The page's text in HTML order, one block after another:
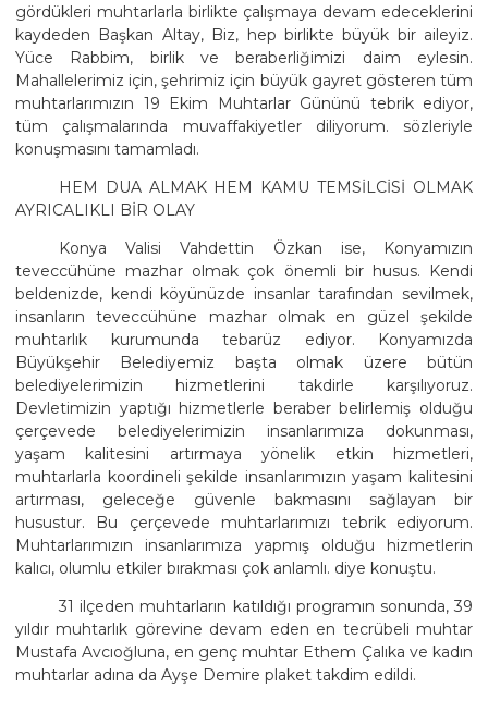
gördükleri muhtarlarla birlikte çalışmaya devam edeceklerini
kaydeden Başkan Altay, Biz, hep birlikte büyük bir aileyiz.
Yüce Rabbim, birlik ve beraberliğimizi daim eylesin.
Mahallelerimiz için, şehrimiz için büyük gayret gösteren tüm
muhtarlarımızın 19 Ekim Muhtarlar Gününü tebrik ediyor,
tüm çalışmalarında muvaffakiyetler diliyorum. sözleriyle
konuşmasını tamamladı.
HEM DUA ALMAK HEM KAMU TEMSİLCİSİ OLMAK
AYRICALIKLI BİR OLAY
Konya Valisi Vahdettin Özkan ise, Konyamızın
teveccühüne mazhar olmak çok önemli bir husus. Kendi
beldenizde, kendi köyünüzde insanlar tarafından sevilmek,
insanların teveccühüne mazhar olmak en güzel şekilde
muhtarlık kurumunda tebarüz ediyor. Konyamızda
Büyükşehir Belediyemiz başta olmak üzere bütün
belediyelerimizin hizmetlerini takdirle karşılıyoruz.
Devletimizin yaptığı hizmetlerle beraber belirlemiş olduğu
çerçevede belediyelerimizin insanlarımıza dokunması,
yaşam kalitesini artırmaya yönelik etkin hizmetleri,
muhtarlarla koordineli şekilde insanlarımızın yaşam kalitesini
artırması, geleceğe güvenle bakmasını sağlayan bir
husustur. Bu çerçevede muhtarlarımızı tebrik ediyorum.
Muhtarlarımızın insanlarımıza yapmış olduğu hizmetlerin
kalıcı, olumlu etkiler bırakması çok anlamlı. diye konuştu.
31 ilçeden muhtarların katıldığı programın sonunda, 39
yıldır muhtarlık görevine devam eden en tecrübeli muhtar
Mustafa Avcıoğluna, en genç muhtar Ethem Çalıka ve kadın
muhtarlar adına da Ayşe Demire plaket takdim edildi.